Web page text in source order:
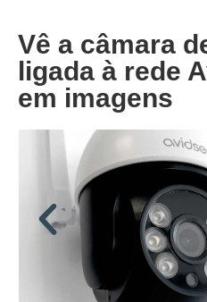
Vê a câmara
ligada à rede
em imagens